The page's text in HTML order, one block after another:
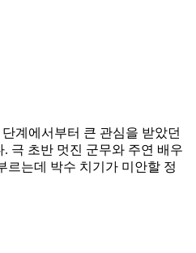
계에서부터 큰 관심을 받았던
극 초반 멋진 군무와 주연 배우
르는데 박수 치기가 미안할 정